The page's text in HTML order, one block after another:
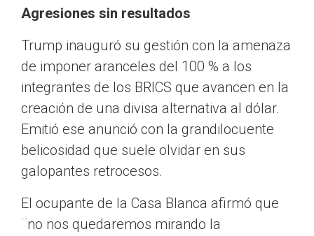
Agresiones sin resultados
Trump inauguró su gestión con la amenaza
de imponer aranceles del 100 % a los
integrantes de los BRICS que avancen en la
creación de una divisa alternativa al dólar.
Emitió ese anunció con la grandilocuente
belicosidad que suele olvidar en sus
galopantes retrocesos.
El ocupante de la Casa Blanca afirmó que
¨no nos quedaremos mirando la